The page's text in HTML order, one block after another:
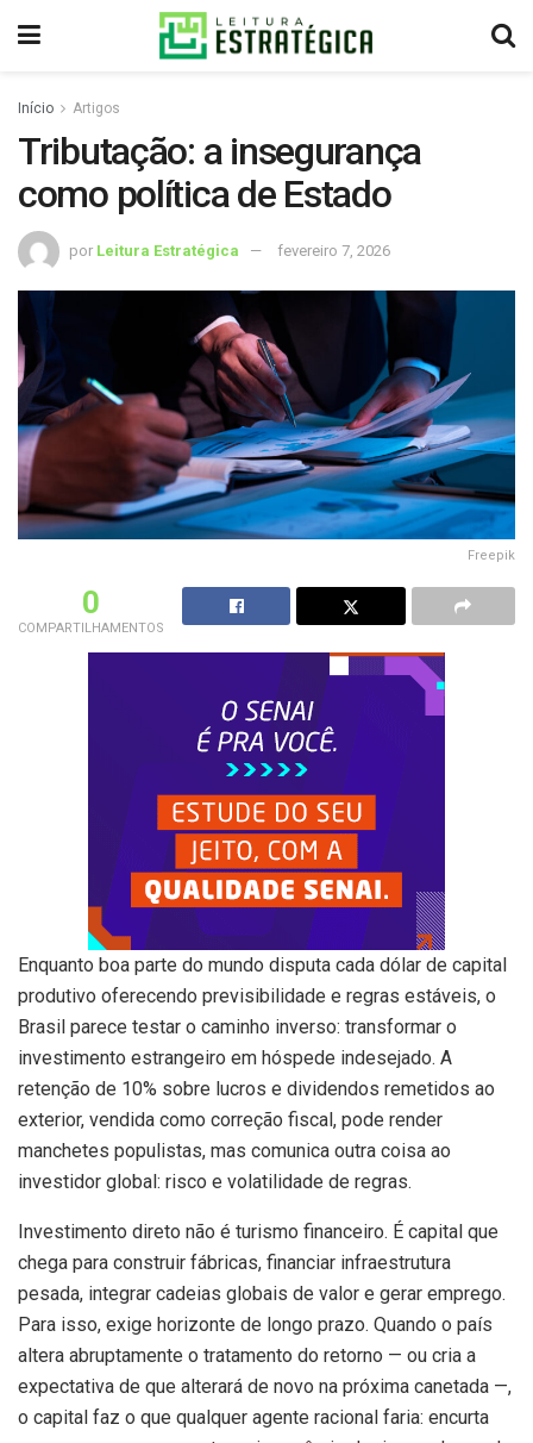
Início Artigos
Tributação: a insegurança
como política de Estado
por Leitura Estratégica fevereiro 7, 2026
Freepik
0
COMPARTILHAMENTOS
Enquanto boa parte do mundo disputa cada dólar de capital
produtivo oferecendo previsibilidade e regras estáveis, o
Brasil parece testar o caminho inverso: transformar o
investimento estrangeiro em hóspede indesejado. A
retenção de 10% sobre lucros e dividendos remetidos ao
exterior, vendida como correção fiscal, pode render
manchetes populistas, mas comunica outra coisa ao
investidor global: risco e volatilidade de regras.
Investimento direto não é turismo financeiro. É capital que
chega para construir fábricas, financiar infraestrutura
pesada, integrar cadeias globais de valor e gerar emprego.
Para isso, exige horizonte de longo prazo. Quando o país
altera abruptamente o tratamento do retorno — ou cria a
expectativa de que alterará de novo na próxima canetada —,
o capital faz o que qualquer agente racional faria: encurta